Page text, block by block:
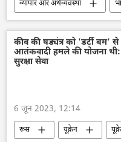
व्यापार और अर्थव्यवस्था
पर्यटन
व्यापार गलियारा
दक्षिण एशिया
चेन्नई
समुद्री पर्यटन
कीव की षड्यंत्र को 'डर्टी बम'
आतंकवादी हमले की योजना
सुरक्षा सेवा
6 जून 2023, 12:14
रूस यूक्रेन